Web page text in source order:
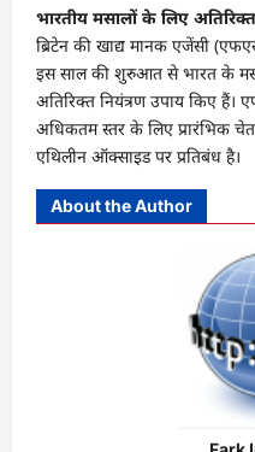
भारतीय मसालों के लिए
ब्रिटेन की खाद्य मानक एजेंसी
इस साल की शुरुआत से भारत के
अतिरिक्त नियंत्रण उपाय किए
अधिकतम स्तर के लिए प्रारंभिक
एथिलीन ऑक्साइड पर प्रतिबंध है।
About the Author